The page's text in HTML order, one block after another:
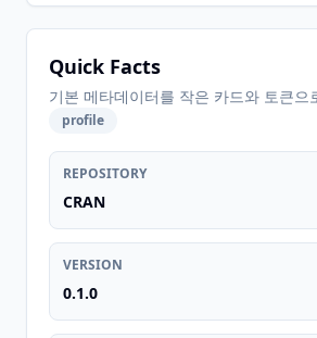
Quick Facts
기본 메타데이터를 작은 카드와 토큰으
profile
REPOSITORY
CRAN
VERSION
0.1.0